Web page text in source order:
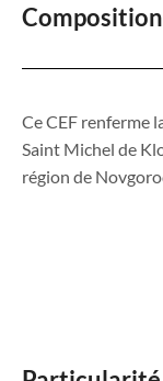
Composition
Ce CEF renferme
Saint Michel de
région de